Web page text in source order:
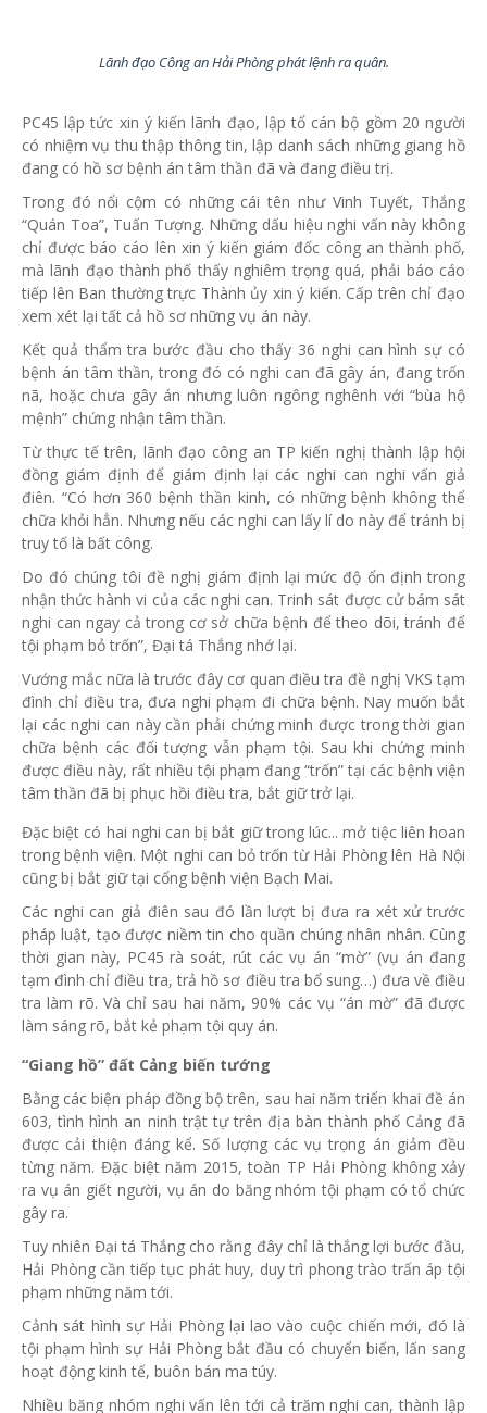
Lãnh đạo Công an Hải Phòng phát lệnh ra quân.
PC45 lập tức xin ý kiến lãnh đạo, lập tổ cán bộ gồm 20 người
có nhiệm vụ thu thập thông tin, lập danh sách những giang hồ
đang có hồ sơ bệnh án tâm thần đã và đang điều trị.
Trong đó nổi cộm có những cái tên như Vinh Tuyết, Thắng
“Quán Toa”, Tuấn Tượng. Những dấu hiệu nghi vấn này không
chỉ được báo cáo lên xin ý kiến giám đốc công an thành phố,
mà lãnh đạo thành phố thấy nghiêm trọng quá, phải báo cáo
tiếp lên Ban thường trực Thành ủy xin ý kiến. Cấp trên chỉ đạo
xem xét lại tất cả hồ sơ những vụ án này.
Kết quả thẩm tra bước đầu cho thấy 36 nghi can hình sự có
bệnh án tâm thần, trong đó có nghi can đã gây án, đang trốn
nã, hoặc chưa gây án nhưng luôn ngông nghênh với “bùa hộ
mệnh” chứng nhận tâm thần.
Từ thực tế trên, lãnh đạo công an TP kiến nghị thành lập hội
đồng giám định để giám định lại các nghi can nghi vấn giả
điên. “Có hơn 360 bệnh thần kinh, có những bệnh không thể
chữa khỏi hẳn. Nhưng nếu các nghi can lấy lí do này để tránh bị
truy tố là bất công.
Do đó chúng tôi đề nghị giám định lại mức độ ổn định trong
nhận thức hành vi của các nghi can. Trinh sát được cử bám sát
nghi can ngay cả trong cơ sở chữa bệnh để theo dõi, tránh để
tội phạm bỏ trốn”, Đại tá Thắng nhớ lại.
Vướng mắc nữa là trước đây cơ quan điều tra đề nghị VKS tạm
đình chỉ điều tra, đưa nghi phạm đi chữa bệnh. Nay muốn bắt
lại các nghi can này cần phải chứng minh được trong thời gian
chữa bệnh các đối tượng vẫn phạm tội. Sau khi chứng minh
được điều này, rất nhiều tội phạm đang “trốn” tại các bệnh viện
tâm thần đã bị phục hồi điều tra, bắt giữ trở lại.
Đặc biệt có hai nghi can bị bắt giữ trong lúc... mở tiệc liên hoan
trong bệnh viện. Một nghi can bỏ trốn từ Hải Phòng lên Hà Nội
cũng bị bắt giữ tại cổng bệnh viện Bạch Mai.
Các nghi can giả điên sau đó lần lượt bị đưa ra xét xử trước
pháp luật, tạo được niềm tin cho quần chúng nhân nhân. Cùng
thời gian này, PC45 rà soát, rút các vụ án “mờ” (vụ án đang
tạm đình chỉ điều tra, trả hồ sơ điều tra bổ sung…) đưa về điều
tra làm rõ. Và chỉ sau hai năm, 90% các vụ “án mờ” đã được
làm sáng rõ, bắt kẻ phạm tội quy án.
“Giang hồ” đất Cảng biến tướng
Bằng các biện pháp đồng bộ trên, sau hai năm triển khai đề án
603, tình hình an ninh trật tự trên địa bàn thành phố Cảng đã
được cải thiện đáng kể. Số lượng các vụ trọng án giảm đều
từng năm. Đặc biệt năm 2015, toàn TP Hải Phòng không xảy
ra vụ án giết người, vụ án do băng nhóm tội phạm có tổ chức
gây ra.
Tuy nhiên Đại tá Thắng cho rằng đây chỉ là thắng lợi bước đầu,
Hải Phòng cần tiếp tục phát huy, duy trì phong trào trấn áp tội
phạm những năm tới.
Cảnh sát hình sự Hải Phòng lại lao vào cuộc chiến mới, đó là
tội phạm hình sự Hải Phòng bắt đầu có chuyển biến, lấn sang
hoạt động kinh tế, buôn bán ma túy.
Nhiều băng nhóm nghi vấn lên tới cả trăm nghi can, thành lập